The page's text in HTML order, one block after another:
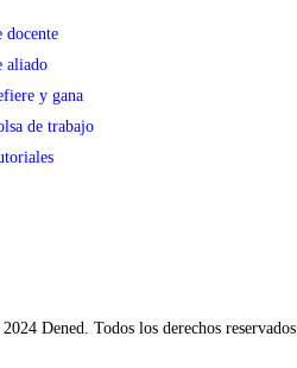
docente
aliado
y gana
de trabajo
Dened. Todos los derechos reservados